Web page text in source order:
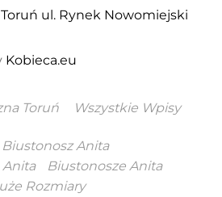
Toruń ul. Rynek Nowomiejski
Kobieca.eu
Toruń Wszystkie Wpisy
Biustonosz Anita
Anita
Biustonosze Anita
Rozmiary